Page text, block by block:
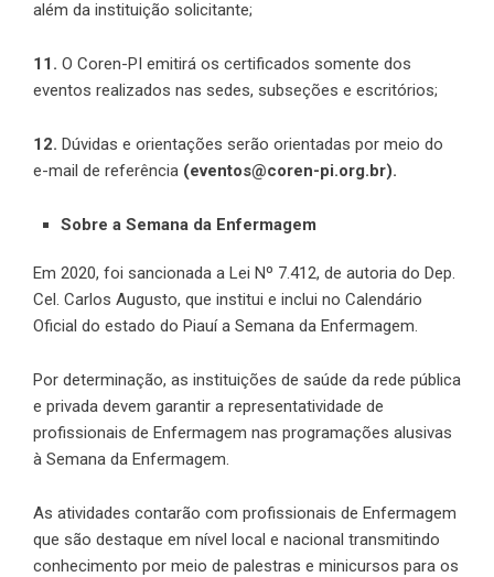
além da instituição solicitante;
11. O Coren-PI emitirá os certificados somente dos
eventos realizados nas sedes, subseções e escritórios;
12. Dúvidas e orientações serão orientadas por meio do
e-mail de referência (eventos@coren-pi.org.br).
Sobre a Semana da Enfermagem
Em 2020, foi sancionada a Lei Nº 7.412, de autoria do Dep.
Cel. Carlos Augusto, que institui e inclui no Calendário
Oficial do estado do Piauí a Semana da Enfermagem.
Por determinação, as instituições de saúde da rede pública
e privada devem garantir a representatividade de
profissionais de Enfermagem nas programações alusivas
à Semana da Enfermagem.
As atividades contarão com profissionais de Enfermagem
que são destaque em nível local e nacional transmitindo
conhecimento por meio de palestras e minicursos para os